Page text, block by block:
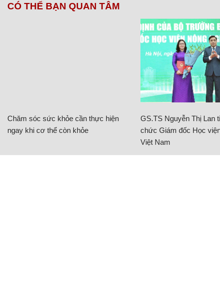
CÓ THỂ BẠN QUAN TÂM
Chăm sóc sức khỏe cần thực hiện
ngay khi cơ thể còn khỏe
GS.TS Nguyễn Thị Lan
chức Giám đốc Học
Việt Nam